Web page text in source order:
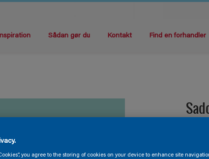
Inspiration Sådan gør du Kontakt Find en forhandler
you agree to the storing of cookies on your device to enhance site